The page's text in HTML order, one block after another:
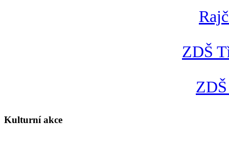
ZDŠ
Kulturní akce